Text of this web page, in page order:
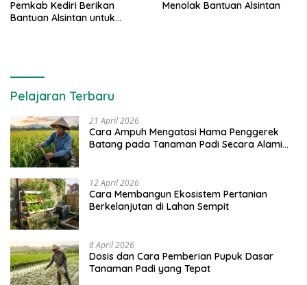
Pemkab Kediri Berikan
Bantuan Alsintan untuk
Menolak Bantuan Alsintan
Pelajaran Terbaru
21 April 2026
Cara Ampuh Mengatasi Hama Penggerek
Batang pada Tanaman Padi Secara Alami
12 April 2026
Cara Membangun Ekosistem Pertanian
Berkelanjutan di Lahan Sempit
8 April 2026
Dosis dan Cara Pemberian Pupuk Dasar
Tanaman Padi yang Tepat